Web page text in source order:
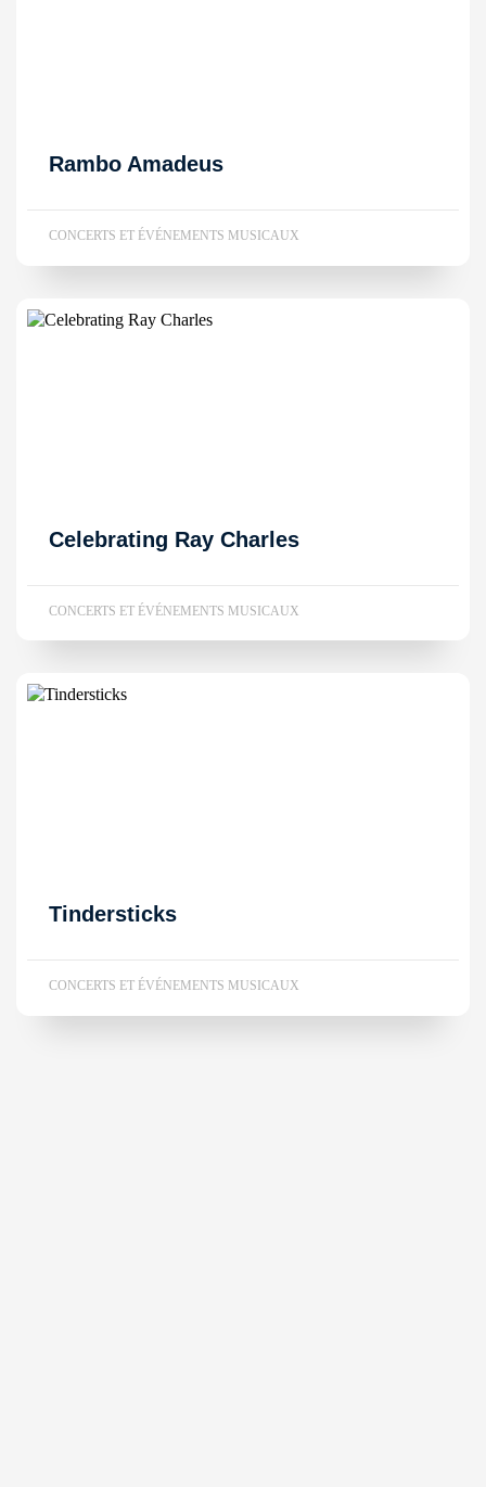
Rambo Amadeus
CONCERTS ET ÉVÉNEMENTS MUSICAUX
Celebrating Ray Charles
CONCERTS ET ÉVÉNEMENTS MUSICAUX
Tindersticks
CONCERTS ET ÉVÉNEMENTS MUSICAUX